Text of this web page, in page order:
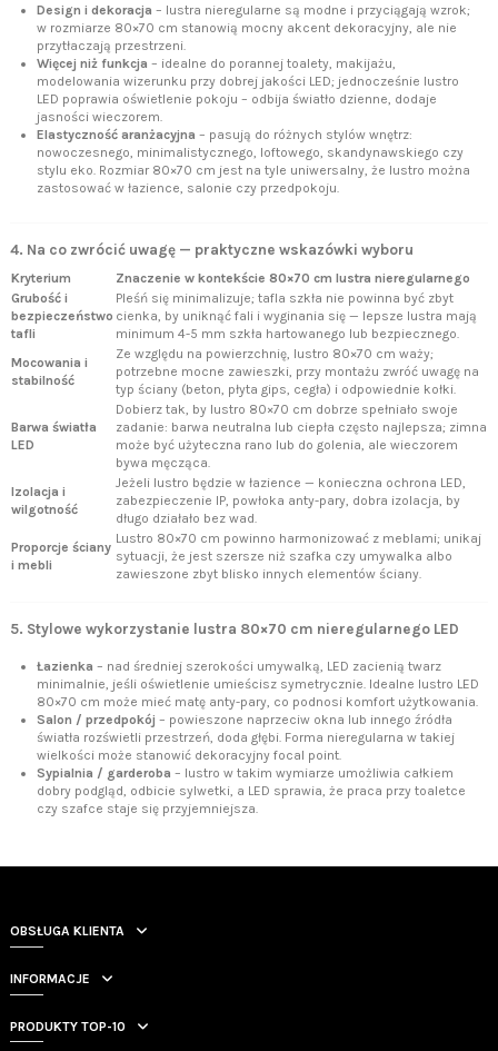
Design i dekoracja – lustra nieregularne są modne i przyciągają wzrok;
w rozmiarze 80×70 cm stanowią mocny akcent dekoracyjny, ale nie
przytłaczają przestrzeni.
Więcej niż funkcja – idealne do porannej toalety, makijażu,
modelowania wizerunku przy dobrej jakości LED; jednocześnie lustro
LED poprawia oświetlenie pokoju – odbija światło dzienne, dodaje
jasności wieczorem.
Elastyczność aranżacyjna – pasują do różnych stylów wnętrz:
nowoczesnego, minimalistycznego, loftowego, skandynawskiego czy
stylu eko. Rozmiar 80×70 cm jest na tyle uniwersalny, że lustro można
zastosować w łazience, salonie czy przedpokoju.
4. Na co zwrócić uwagę — praktyczne wskazówki wyboru
Kryterium
Znaczenie w kontekście 80×70 cm lustra nieregularnego
Grubość i
bezpieczeństwo
tafli
Pleśń się minimalizuje; tafla szkła nie powinna być zbyt
cienka, by uniknąć fali i wyginania się — lepsze lustra mają
minimum 4-5 mm szkła hartowanego lub bezpiecznego.
Mocowania i
stabilność
Ze względu na powierzchnię, lustro 80×70 cm waży;
potrzebne mocne zawieszki, przy montażu zwróć uwagę na
typ ściany (beton, płyta gips, cegła) i odpowiednie kołki.
Barwa światła
LED
Dobierz tak, by lustro 80×70 cm dobrze spełniało swoje
zadanie: barwa neutralna lub ciepła często najlepsza; zimna
może być użyteczna rano lub do golenia, ale wieczorem
bywa męcząca.
Izolacja i
wilgotność
Jeżeli lustro będzie w łazience — konieczna ochrona LED,
zabezpieczenie IP, powłoka anty-pary, dobra izolacja, by
długo działało bez wad.
Proporcje ściany
i mebli
Lustro 80×70 cm powinno harmonizować z meblami; unikaj
sytuacji, że jest szersze niż szafka czy umywalka albo
zawieszone zbyt blisko innych elementów ściany.
5. Stylowe wykorzystanie lustra 80×70 cm nieregularnego LED
Łazienka – nad średniej szerokości umywalką, LED zacienią twarz
minimalnie, jeśli oświetlenie umieścisz symetrycznie. Idealne lustro LED
80×70 cm może mieć matę anty-pary, co podnosi komfort użytkowania.
Salon / przedpokój – powieszone naprzeciw okna lub innego źródła
światła rozświetli przestrzeń, doda głębi. Forma nieregularna w takiej
wielkości może stanowić dekoracyjny focal point.
Sypialnia / garderoba – lustro w takim wymiarze umożliwia całkiem
dobry podgląd, odbicie sylwetki, a LED sprawia, że praca przy toaletce
czy szafce staje się przyjemniejsza.
OBSŁUGA KLIENTA
INFORMACJE
PRODUKTY TOP-10